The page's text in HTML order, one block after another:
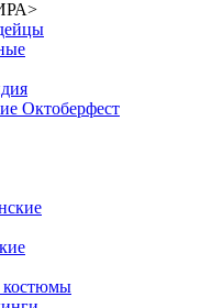
>
Октоберфест
костюмы